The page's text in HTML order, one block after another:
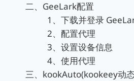
二、GeeLark配置
1、下载并登录
2、配置代理
3、设置设备信息
4、使用代理
三、kookAuto(kookeey动